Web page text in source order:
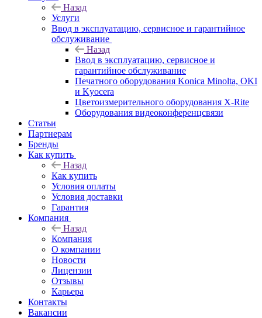
Назад
Услуги
Ввод в эксплуатацию, сервисное и гарантийное
обслуживание
Назад
Ввод в эксплуатацию, сервисное и
гарантийное обслуживание
Печатного оборудования Konica Minolta, OKI
и Kyocera
Цветоизмерительного оборудования X-Rite
Оборудования видеоконференцсвязи
Статьи
Партнерам
Бренды
Как купить
Назад
Как купить
Условия оплаты
Условия доставки
Гарантия
Компания
Назад
Компания
О компании
Новости
Лицензии
Отзывы
Карьера
Контакты
Вакансии